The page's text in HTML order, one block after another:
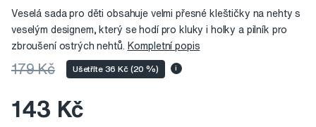
Veselá sada pro děti obsahuje velmi přesné kleštičky na nehty s
veselým designem, který se hodí pro kluky i holky a pilník pro
zbroušení ostrých nehtů. Kompletní popis
179 Kč Ušetříte 36 Kč (20 %) i
143 Kč